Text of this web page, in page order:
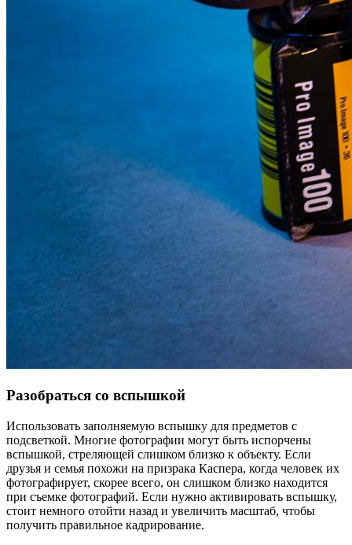
Разобраться со вспышкой
Использовать заполняемую вспышку для предметов с
подсветкой. Многие фотографии могут быть испорчены
вспышкой, стреляющей слишком близко к объекту. Если
друзья и семья похожи на призрака Каспера, когда человек их
фотографирует, скорее всего, он слишком близко находится
при съемке фотографий. Если нужно активировать вспышку,
стоит немного отойти назад и увеличить масштаб, чтобы
получить правильное кадрирование.